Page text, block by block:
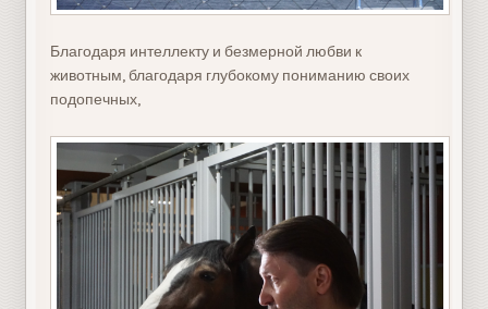
Благодаря интеллекту и безмерной любви к
животным, благодаря глубокому пониманию своих
подопечных,